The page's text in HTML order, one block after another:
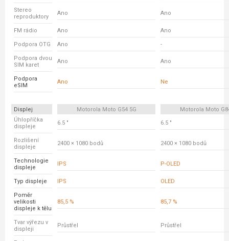
Stereo
reproduktory
Ano Ano
FM rádio Ano Ano
Podpora OTG Ano -
Podpora dvou
SIM karet
Ano Ano
Podpora
eSIM
Ano Ne
Displej Motorola Moto G54 5G
Motorola Moto
Úhlopříčka
displeje
6.5 " 6.5 "
Rozlišení
displeje
2400 × 1080 bodů 2400 × 1080 bodů
Technologie
displeje
IPS P-OLED
Typ displeje IPS OLED
Poměr
velikosti
displeje k tělu
85,5 % 85,7 %
Tvar výřezu v
displeji
Průstřel Průstřel